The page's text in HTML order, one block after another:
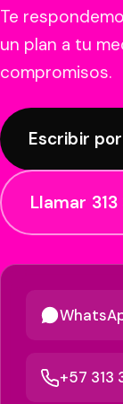
Te
un plan a tu
compromisos.
Escribir
Llamar
+57 313